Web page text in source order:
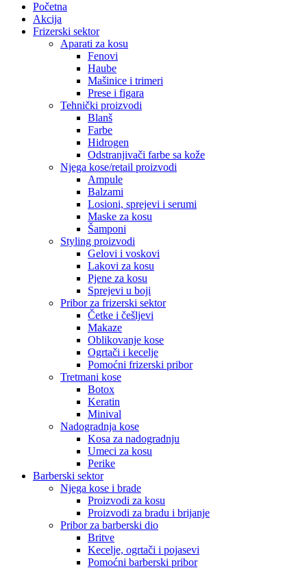
Početna
Akcija
Frizerski sektor
Aparati za kosu
Fenovi
Haube
Mašinice i trimeri
Prese i figara
Tehnički proizvodi
Blanš
Farbe
Hidrogen
Odstranjivači farbe sa kože
Njega kose/retail proizvodi
Ampule
Balzami
Losioni, sprejevi i serumi
Maske za kosu
Šamponi
Styling proizvodi
Gelovi i voskovi
Lakovi za kosu
Pjene za kosu
Sprejevi u boji
Pribor za frizerski sektor
Četke i češljevi
Makaze
Oblikovanje kose
Ogrtači i kecelje
Pomoćni frizerski pribor
Tretmani kose
Botox
Keratin
Minival
Nadogradnja kose
Kosa za nadogradnju
Umeci za kosu
Perike
Barberski sektor
Njega kose i brade
Proizvodi za kosu
Proizvodi za bradu i brijanje
Pribor za barberski dio
Britve
Kecelje, ogrtači i pojasevi
Pomoćni barberski pribor